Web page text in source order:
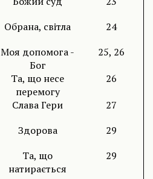
Обрана, світла
24
Моя допомога -
Бог
25, 26
Та, що несе
перемогу
26
Слава Гери
27
Здорова
29
Та, що
натирається
29